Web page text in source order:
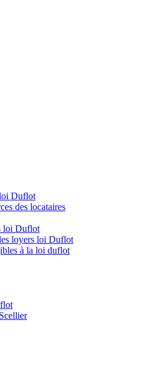
Duflot
des locataires
loi Duflot
loyers loi Duflot
à la loi duflot